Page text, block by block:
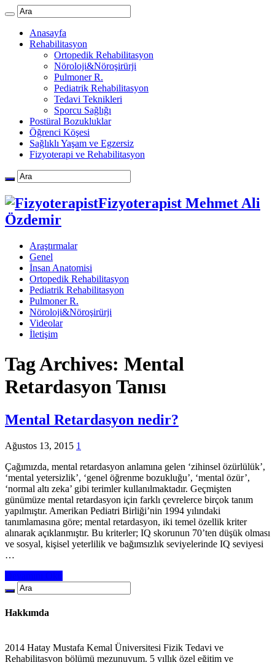
Anasayfa
Rehabilitasyon
Ortopedik Rehabilitasyon
Nöroloji&Nöroşirürji
Pulmoner R.
Pediatrik Rehabilitasyon
Tedavi Teknikleri
Sporcu Sağlığı
Postüral Bozukluklar
Öğrenci Köşesi
Sağlıklı Yaşam ve Egzersiz
Fizyoterapi ve Rehabilitasyon
Fizyoterapist Mehmet Ali
Özdemir
Araştırmalar
Genel
İnsan Anatomisi
Ortopedik Rehabilitasyon
Pediatrik Rehabilitasyon
Pulmoner R.
Nöroloji&Nöroşirürji
Videolar
İletişim
Tag Archives: Mental
Retardasyon Tanısı
Mental Retardasyon nedir?
Ağustos 13, 2015 1
Çağımızda, mental retardasyon anlamına gelen ‘zihinsel özürlülük’,
‘mental yetersizlik’, ‘genel öğrenme bozukluğu’, ‘mental özür’,
‘normal altı zeka’ gibi terimler kullanılmaktadır. Geçmişten
günümüze mental retardasyon için farklı çevrelerce birçok tanım
yapılmıştır. Amerikan Pediatri Birliği’nin 1994 yılındaki
tanımlamasına göre; mental retardasyon, iki temel özellik kriter
alınarak açıklanmıştır. Bu kriterler; IQ skorunun 70’ten düşük olması
ve sosyal, kişisel yeterlilik ve bağımsızlık seviyelerinde IQ seviyesi
…
Hakkımda
2014 Hatay Mustafa Kemal Üniversitesi Fizik Tedavi ve
Rehabilitasyon bölümü mezunuyum. 5 yıllık özel eğitim ve